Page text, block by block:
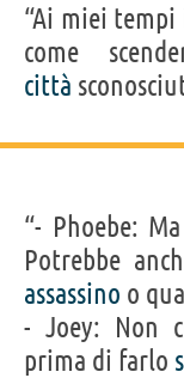
“Ai miei
come
città
“- Phoebe:
Potrebbe
assassino o
- Joey: Non
prima di farlo